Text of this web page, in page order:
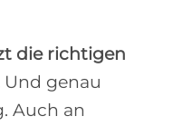
die richtigen
Und genau
Auch an